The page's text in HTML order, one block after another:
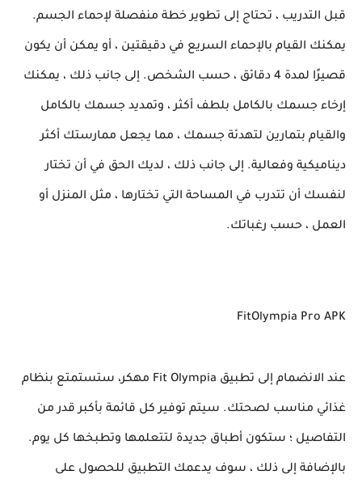
قبل التدريب ، تحتاج إلى تطوير خطة منفصلة لإحماء الجسم.
يمكنك القيام بالإحماء السريع في دقيقتين ، أو يمكن أن يكون
قصيرًا لمدة 4 دقائق ، حسب الشخص. إلى جانب ذلك ، يمكنك
إرخاء جسمك بالكامل بلطف أكثر ، وتمديد جسمك بالكامل
والقيام بتمارين لتهدئة جسمك ، مما يجعل ممارستك أكثر
ديناميكية وفعالية. إلى جانب ذلك ، لديك الحق في أن تختار
لنفسك أن تتدرب في المساحة التي تختارها ، مثل المنزل أو
العمل ، حسب رغباتك.
FitOlympia Pro APK
عند الانضمام إلى تطبيق Fit Olympia مهكر، ستستمتع بنظام
غذائي مناسب لصحتك. سيتم توفير كل قائمة بأكبر قدر من
التفاصيل ؛ ستكون أطباق جديدة لتتعلمها وتطبخها كل يوم.
بالإضافة إلى ذلك ، سوف يدعمك التطبيق للحصول على